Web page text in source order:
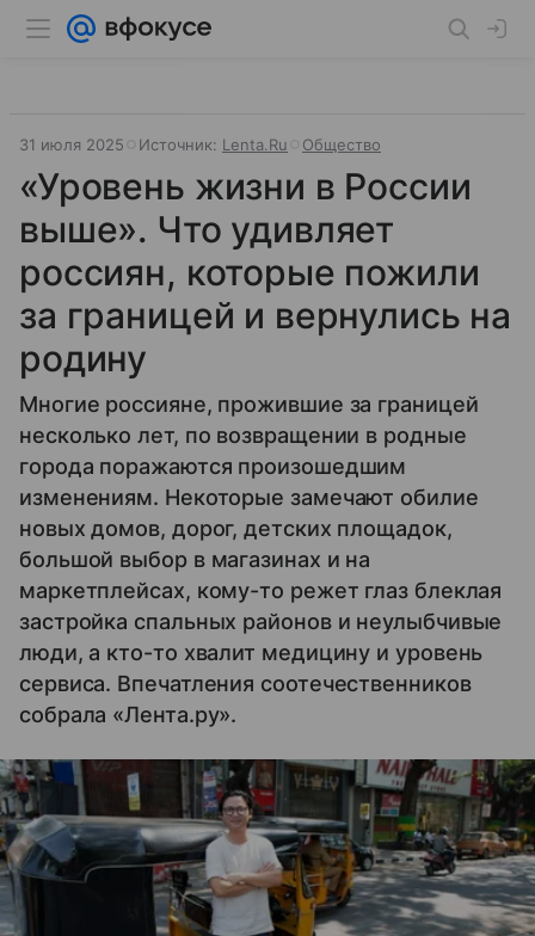
31 июля 2025 Источник: Lenta.Ru Общество
«Уровень жизни в России
выше». Что удивляет
россиян, которые пожили
за границей и вернулись на
родину
Многие россияне, прожившие за границей
несколько лет, по возвращении в родные
города поражаются произошедшим
изменениям. Некоторые замечают обилие
новых домов, дорог, детских площадок,
большой выбор в магазинах и на
маркетплейсах, кому-то режет глаз блеклая
застройка спальных районов и неулыбчивые
люди, а кто-то хвалит медицину и уровень
сервиса. Впечатления соотечественников
собрала «Лента.ру».